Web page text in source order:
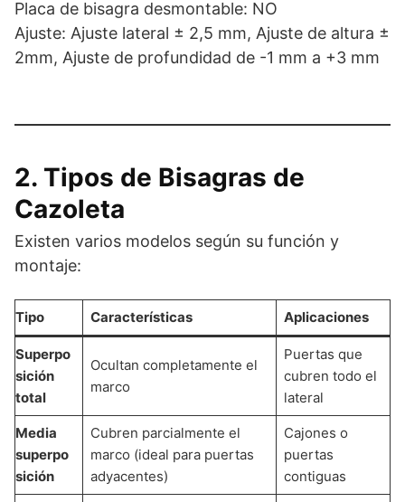
Placa de bisagra desmontable: NO
Ajuste: Ajuste lateral ± 2,5 mm, Ajuste de altura ±
2mm, Ajuste de profundidad de -1 mm a +3 mm
2. Tipos de Bisagras de
Cazoleta
Existen varios modelos según su función y
montaje:
Tipo Características Aplicaciones
Superpo
sición
total
Ocultan completamente el
marco
Puertas que
cubren todo el
lateral
Media
superpo
sición
Cubren parcialmente el
marco (ideal para puertas
adyacentes)
Cajones o
puertas
contiguas